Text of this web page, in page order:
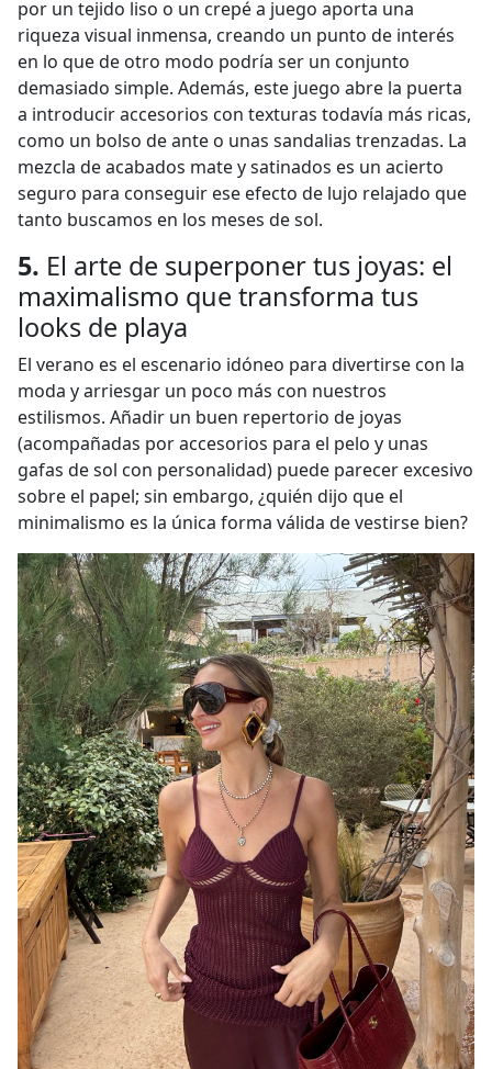
por un tejido liso o un crepé a juego aporta una
riqueza visual inmensa, creando un punto de interés
en lo que de otro modo podría ser un conjunto
demasiado simple. Además, este juego abre la puerta
a introducir accesorios con texturas todavía más ricas,
como un bolso de ante o unas sandalias trenzadas. La
mezcla de acabados mate y satinados es un acierto
seguro para conseguir ese efecto de lujo relajado que
tanto buscamos en los meses de sol.
5. El arte de superponer tus joyas: el
maximalismo que transforma tus
looks de playa
El verano es el escenario idóneo para divertirse con la
moda y arriesgar un poco más con nuestros
estilismos. Añadir un buen repertorio de joyas
(acompañadas por accesorios para el pelo y unas
gafas de sol con personalidad) puede parecer excesivo
sobre el papel; sin embargo, ¿quién dijo que el
minimalismo es la única forma válida de vestirse bien?